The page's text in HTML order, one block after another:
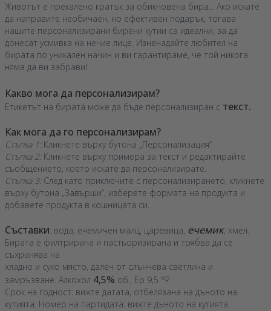
Животът е прекалено кратък за обикновена бира... Ако искате
да направите необичаен, но ефективен подарък, тогава
нашите персонализирани бирени кутии са идеални, за да
донесат усмивка на нечие лице. Изненадайте любител на
бирата по уникален начин и ви гарантираме, че той никога
няма да ви забрави!
Какво мога да персонализирам?
Етикетът на бирата може да бъде персонализиран с текст.
Как мога да го персонализирам?
Стъпка 1:Кликнете върху бутона „Персонализация“
Стъпка 2:Кликнете върху примера за текст и редактирайте
съобщението, което искате да персонализирате.
Стъпка 3:След като приключите с персонализирането, кликнете
върху бутона „Завърши“, изберете формата на продукта и
добавете продукта в кошницата си.
Съставки: вода, ечемичен малц, царевица, ечемик, хмел.
Бирата е филтрирана и пастьоризирана и трябва да се
съхранява на
хладно и сухо място, далеч от слънчева светлина и
замръзване. Алкохол 4,5% об., Ep 9,5 °P
Срок на годност: вижте датата, отбелязана на дъното на
кутията. Номер на партидата: вижте дъното на кутията.